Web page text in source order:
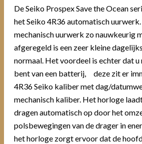
De Seiko Prospex Save the Ocean
het Seiko 4R36 automatisch
mechanisch uurwerk zo nauwkeurig
afgeregeld is een zeer kleine
normaal. Het voordeel is echter dat
bent van een batterij, deze zit er
4R36 Seiko kaliber met dag/
mechanisch kaliber. Het horloge
dragen automatisch op door het
polsbewegingen van de drager in
het horloge zorgt ervoor dat de